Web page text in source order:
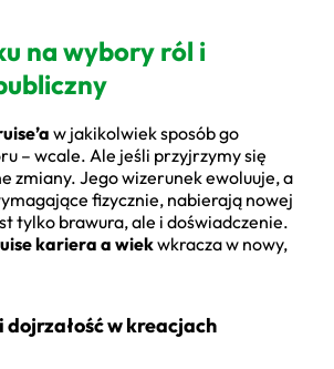
na wybory ról i
w jakikolwiek sposób go
– wcale. Ale jeśli przyjrzymy się
zmiany. Jego wizerunek ewoluuje, a
fizycznie, nabierają nowej
tylko brawura, ale i doświadczenie.
kariera a wiekwkracza w nowy,
w kreacjach